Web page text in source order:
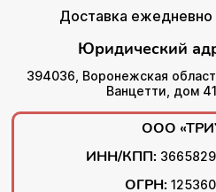
Доставка ежедневно
Юридический
394036, Воронежская
Ванцетти, дом
ООО
ИНН/КПП:
ОГРН: